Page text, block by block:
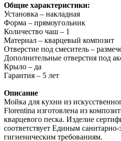
Общие характеристики:
Установка – накладная
Форма – прямоугольник
Количество чаш – 1
Материал – кварцевый композит
Отверстие под смеситель –
Дополнительные отверстия под
Крыло – да
Гарантия – 5 лет
Описание
Мойка для кухни из
Florentina изготовлена из
кварцевого песка. Изделие
соответствует Единым
гигиеническим требованиям.